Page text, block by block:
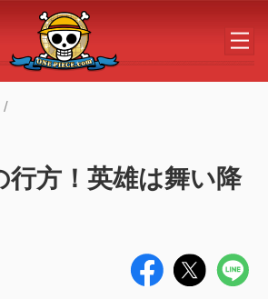
スキップする
行方！英雄は舞い降